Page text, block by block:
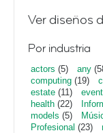
Ver diseños
Por industria
actors (5) any
computing (19)
estate (11)
health (22)
models (5)
Profesional (23)